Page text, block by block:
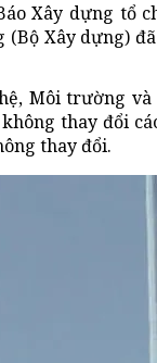
Xây dựng tổ
Xây dựng)
Môi trường
thay đổi
thay đổi.